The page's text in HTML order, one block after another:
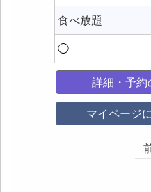
食べ放題
◯
詳細・予約
マイページ